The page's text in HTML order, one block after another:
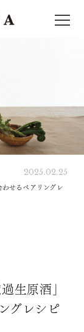
せるペアリングレ
2025.02.25
生原酒」
グレシピ